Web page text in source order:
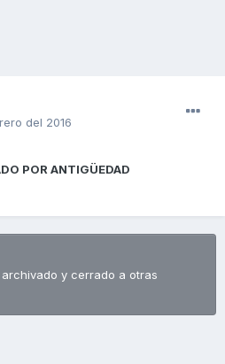
del 2016
POR ANTIGÜEDAD
y cerrado a otras